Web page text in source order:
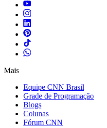
Mais
Equipe CNN Brasil
Grade de Programação
Blogs
Colunas
Fórum CNN